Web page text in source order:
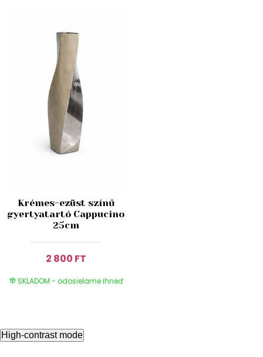
Krémes-ezüst színű
gyertyatartó Cappucino
25cm
2 800 FT
SKLADOM - odosielame ihneď
High-contrast mode